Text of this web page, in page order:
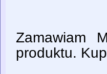
Zamawiam
produktu.